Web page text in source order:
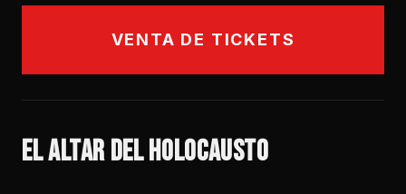
VENTA DE TICKETS
EL ALTAR DEL HOLOCAUSTO